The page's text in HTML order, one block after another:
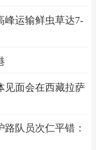
峰运输鲜虫草达7-
见面会在西藏拉萨
路队员次仁平错：